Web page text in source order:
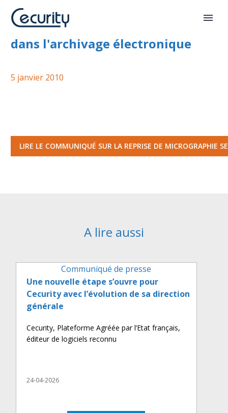
Cecurity.com renforce sa position
dans l'archivage électronique
5 janvier 2010
LIRE LE COMMUNIQUÉ SUR LA REPRISE DE MICROGRAPHIE
A lire aussi
Communiqué de presse
Une nouvelle étape s’ouvre pour
Cecurity avec l’évolution de sa direction
générale
Cecurity, Plateforme Agréée par l’Etat français,
éditeur de logiciels reconnu
24-04-2026